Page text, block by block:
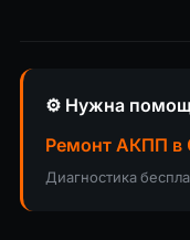
⚙️ Нужна
Ремонт АКПП в
Диагностика